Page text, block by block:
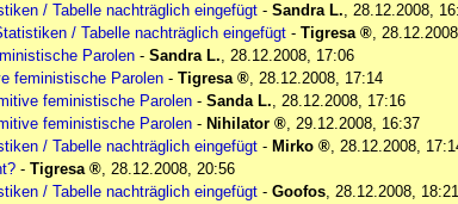
/ Tabelle nachträglich eingefügt - Sandra L., 28.12.2008,
/ Tabelle nachträglich eingefügt - Tigresa ,
Parolen - Sandra L., 28.12.2008, 17:06
feministische Parolen - Tigresa , 28.12.2008, 17:14
feministische Parolen - Sanda L., 28.12.2008, 17:16
feministische Parolen - Nihilator , 29.12.2008, 16:37
/ Tabelle nachträglich eingefügt - Mirko , 28.12.2008,
- Tigresa , 28.12.2008, 20:56
/ Tabelle nachträglich eingefügt - Goofos, 28.12.2008, 18:21